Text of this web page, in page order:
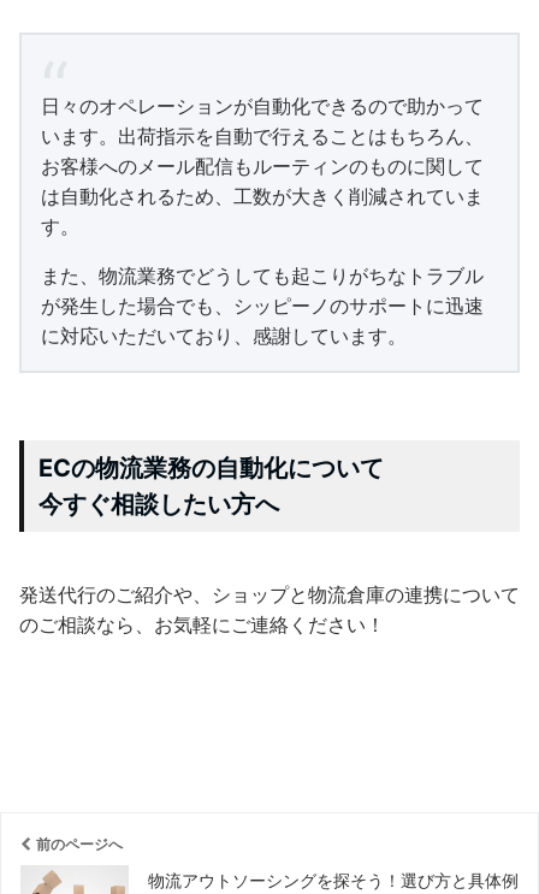
日々のオペレーションが自動化できるので助かって
います。出荷指示を自動で行えることはもちろん、
お客様へのメール配信もルーティンのものに関して
は自動化されるため、工数が大きく削減されていま
す。
また、物流業務でどうしても起こりがちなトラブル
が発生した場合でも、シッピーノのサポートに迅速
に対応いただいており、感謝しています。
ECの物流業務の自動化について
今すぐ相談したい方へ
発送代行のご紹介や、ショップと物流倉庫の連携について
のご相談なら、お気軽にご連絡ください！
前のページへ
物流アウトソーシングを探そう！選び方と具体例